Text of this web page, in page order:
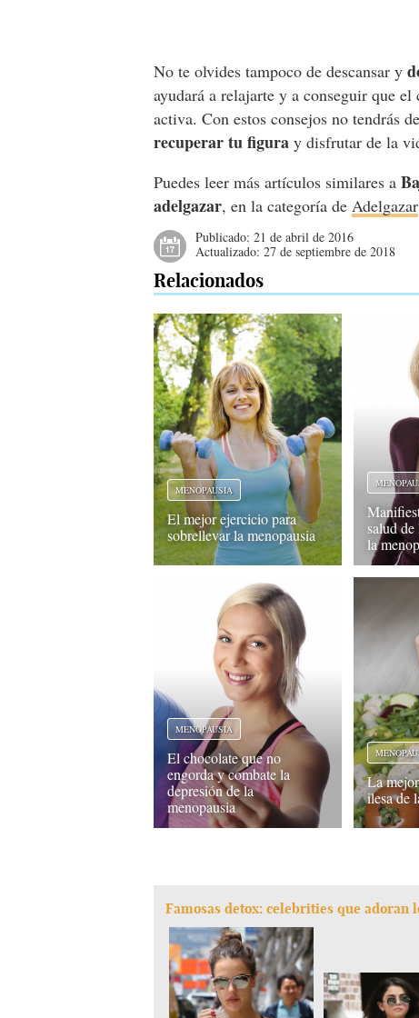
No te olvides tampoco de descansar y
ayudará a relajarte y a conseguir que el
activa. Con estos consejos no tendrás
recuperar tu figura y disfrutar de la
Puedes leer más artículos similares a
adelgazar, en la categoría deAdelgazar
Publicado:21 de abril de 2016
Actualizado:27 de septiembre de 2018
Relacionados
MENOPAUSIA
El mejor ejercicio para
sobrellevar la menopausia
salud
la
MENOPAUSIA
El chocolate que no
engorda y combate la
depresión de la
menopausia
La
ilesa de
Famosas detox: celebrities que adoran